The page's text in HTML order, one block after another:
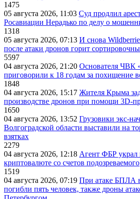
1475
05 августа 2026, 11:03 Суд продлил
Росавиации Нерадько по делу о
1318
05 августа 2026, 07:13 И снова
после атаки дронов горит
5597
04 августа 2026, 21:20 Основателя ЧВК
приговорили к 18 годам за похищение
1848
04 августа 2026, 15:17 Жителя Крыма
производстве дронов при помощи
1650
04 августа 2026, 13:52 Грузовики экс-
Волгоградской области выставили на
взятках
2279
04 августа 2026, 12:18 Агент ФБР украл
криптовалюте со счетов подозреваемого
1519
04 августа 2026, 07:19 При атаке БПЛА
погибли пять человек, также дроны